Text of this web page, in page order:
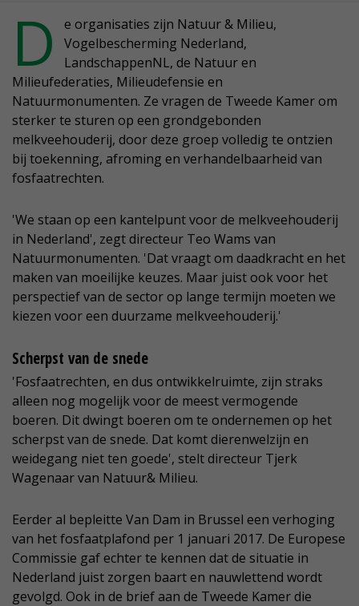
D
e organisaties zijn Natuur & Milieu,
Vogelbescherming Nederland,
LandschappenNL, de Natuur en
Milieufederaties, Milieudefensie en
Natuurmonumenten. Ze vragen de Tweede Kamer om
sterker te sturen op een grondgebonden
melkveehouderij, door deze groep volledig te ontzien
bij toekenning, afroming en verhandelbaarheid van
fosfaatrechten.
'We staan op een kantelpunt voor de melkveehouderij
in Nederland', zegt directeur Teo Wams van
Natuurmonumenten. 'Dat vraagt om daadkracht en het
maken van moeilijke keuzes. Maar juist ook voor het
perspectief van de sector op lange termijn moeten we
kiezen voor een duurzame melkveehouderij.'
Scherpst van de snede
'Fosfaatrechten, en dus ontwikkelruimte, zijn straks
alleen nog mogelijk voor de meest vermogende
boeren. Dit dwingt boeren om te ondernemen op het
scherpst van de snede. Dat komt dierenwelzijn en
weidegang niet ten goede', stelt directeur Tjerk
Wagenaar van Natuur& Milieu.
Eerder al bepleitte Van Dam in Brussel een verhoging
van het fosfaatplafond per 1 januari 2017. De Europese
Commissie gaf echter te kennen dat de situatie in
Nederland juist zorgen baart en nauwlettend wordt
gevolgd. Ook in de brief aan de Tweede Kamer die